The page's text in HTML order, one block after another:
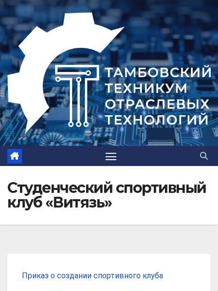
Студенческий спортивный
клуб «Витязь»
Приказ о создании спортивного клуба